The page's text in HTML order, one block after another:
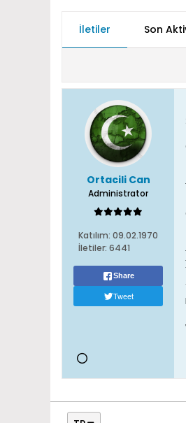
İletiler Son
Ortacili Can
Administrator
Katılım: 09.02.1970
İletiler: 6441
Share
Tweet